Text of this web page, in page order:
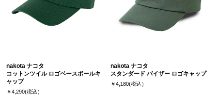
nakota ナコタ
コットンツイル ロゴベースボールキ
ャップ
￥4,290(税込）
nakota ナコタ
スタンダード バイザー ロゴキャップ
￥4,180(税込）